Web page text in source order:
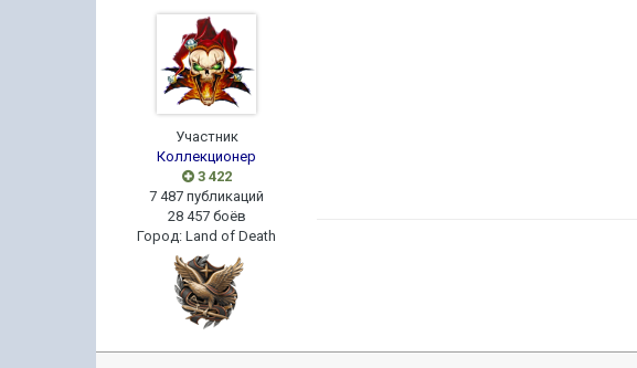
Участник
Коллекционер
3 422
7 487 публикаций
28 457 боёв
Город:Land of Death